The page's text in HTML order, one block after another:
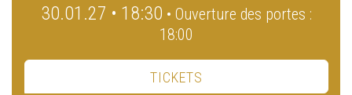
30.01.27 • 18:30 • Ouverture des portes :
18:00
TICKETS